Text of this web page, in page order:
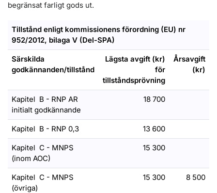
begränsat farligt gods ut.
Tillstånd enligt kommissionens förordning (EU) nr
952/2012, bilaga V (Del-SPA)
Särskilda
godkännanden/tillstånd
Lägsta avgift (kr)
för
tillståndsprövning
Årsavgift
(kr)
Kapitel B - RNP AR
initialt godkännande
18 700
Kapitel B - RNP 0,3 13 600
Kapitel C - MNPS
(inom AOC)
15 300
Kapitel C - MNPS
(övriga)
15 300 8 500